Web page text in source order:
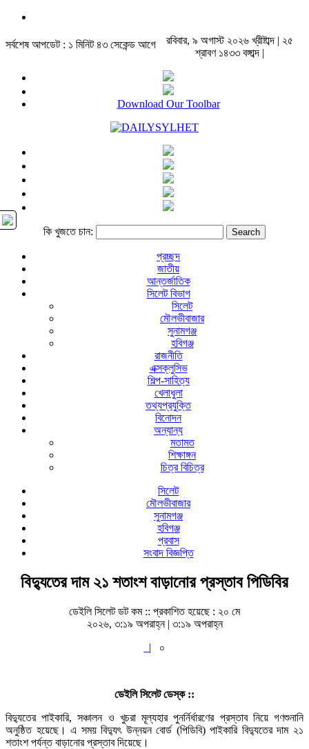
সর্বশেষ আপডেট : ১ মিনিট ৪৩ সেকেন্ড আগে
রবিবার, ৯ অগাস্ট ২০২৬ খ্রীষ্টাব্দ | ২৫
শ্রাবণ ১৪৩৩ বঙ্গাব্দ |
Download Our Toolbar
কি খুজতে চান:
প্রচ্ছদ
জাতীয়
আন্তর্জাতিক
সিলেট বিভাগ
সিলেট
মৌলভীবাজার
সুনামগঞ্জ
হবিগঞ্জ
রাজনীতি
এক্সক্লুসিভ
শিল্প-সাহিত্য
খেলাধুলা
তথ্যপ্রযুক্তি
বিনোদন
অন্যান্য
মতামত
শিক্ষাঙ্গন
চিত্র বিচিত্র
সিলেট
মৌলভীবাজার
সুনামগঞ্জ
হবিগঞ্জ
প্রবাস
সংবাদ বিজ্ঞপ্তি
বিদ্যুতের দাম ২১ শতাংশ বাড়ানোর প্রস্তাব পিডিবির
ডেইলি সিলেট ডট কম :: প্রকাশিত হয়েছে : ২০ মে
২০২৬, ৩:১৯ অপরাহ্ন | ৩:১৯ অপরাহ্ন
|
০
ডেইলি সিলেট ডেস্ক ::
বিদ্যুতের পাইকারি, সঞ্চালন ও খুচরা মূল্যহার পুনর্নির্ধারণের প্রস্তাব নিয়ে গণশুনানি
অনুষ্ঠিত হয়েছে। এ সময় বিদ্যুৎ উন্নয়ন বোর্ড (পিডিবি) পাইকারি বিদ্যুতের দাম ২১
শতাংশ পর্যন্ত বাড়ানোর প্রস্তাব দিয়েছে।